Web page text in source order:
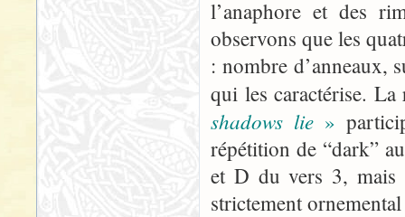
l’anaphore et des
observons que les
: nombre d’anneaux,
qui les caractérise.
shadows lie »
répétition de “dark”
et D du vers 3, mais
strictement